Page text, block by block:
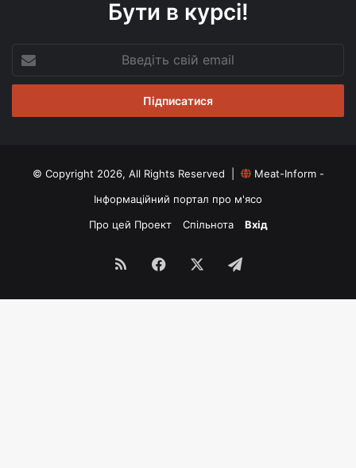
Бути в курсі!
Введіть
свій
email
© Copyright 2026, All Rights Reserved |
Meat-Inform -
Інформаційний портал про м'ясо
Про цей Проект
Спільнота Вхід
RSS Facebook